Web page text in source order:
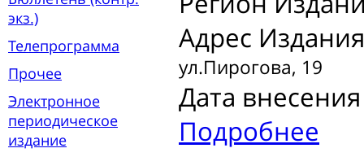
экз.)
Телепрограмма
Прочее
Электронное
периодическое
издание
Адрес
ул.Пирогова, 19
Дата
Подробнее